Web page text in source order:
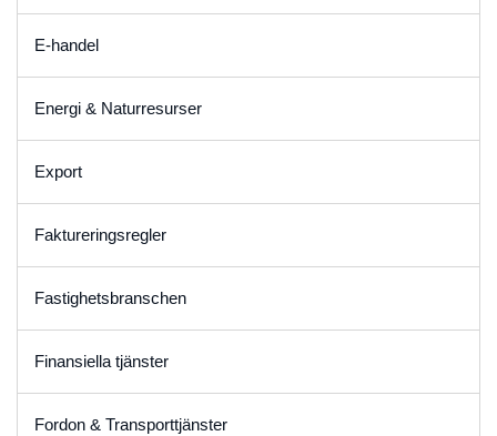
E-handel
Energi & Naturresurser
Export
Faktureringsregler
Fastighetsbranschen
Finansiella tjänster
Fordon & Transporttjänster